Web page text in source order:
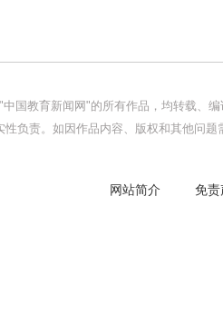
中国教育新闻网"的所有作品，均转载、
负责。如因作品内容、版权和其他问
网站简介 免责